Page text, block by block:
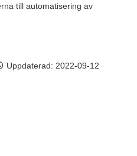
till automatisering av
Uppdaterad: 2022-09-12